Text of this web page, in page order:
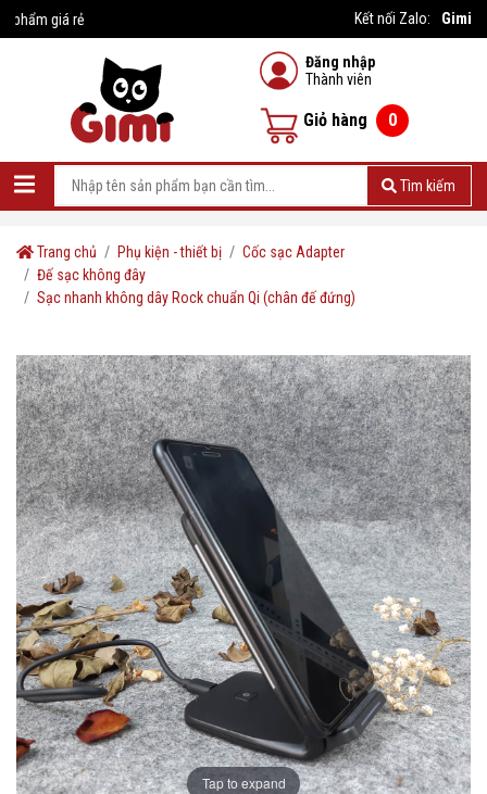
Trang chủ Phụ kiện - thiết bị
Cốc sạc Adapter
Đế sạc không đây
Sạc nhanh không dây Rock chuẩn Qi (chân đế đứng)
Tap to expand
rẻ Kết nối Zalo: Gimi
Đăng nhập
Thành viên
Giỏ hàng 0
Tìm kiếm